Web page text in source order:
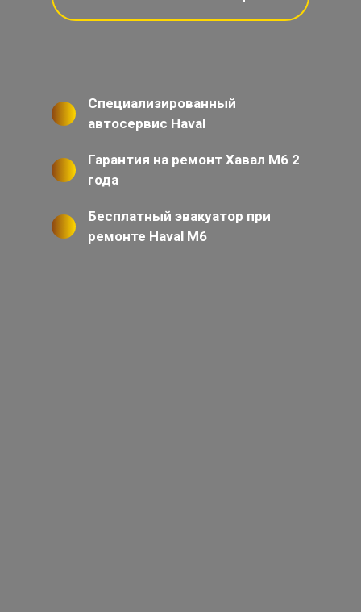
Специализированный
автосервис Haval
Гарантия на ремонт Хавал М6 2
года
Бесплатный эвакуатор при
ремонте Haval M6